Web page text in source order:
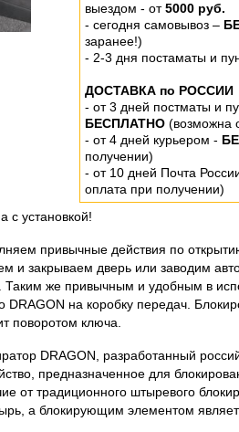
выездом - от5000 руб.
- сегодня самовывоз –
заранее!)
- 2-3 дня постаматы и
ДОСТАВКА по РОССИИ
- от 3 дней постматы и
БЕСПЛАТНО (возможна
- от 4 дней курьером -
получении)
- от 10 дней Почта
оплата при получении)
установкой!
привычные действия по
и закрываем дверь или заводим
Таким же привычным и удобным в
DRAGON на коробку передач.
поворотом ключа.
DRAGON, разработанный
предназначенное для
от традиционного штыревого
а блокирующим элементом